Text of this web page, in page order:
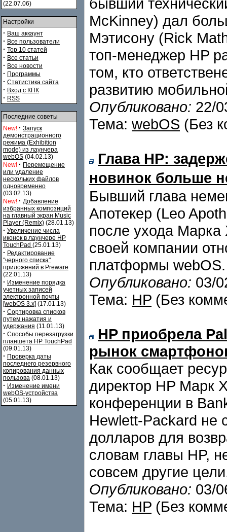
(22.07.06)
Настройки
· Ваш аккаунт
· Все пользователи
· Top 10 статей
· Все статьи
· Все новости
· Программы
· Статистика сайта
· Вход с КПК
· RSS
Последние советы
New! · Запуск
демонстрационного
режима (Exhibition
mode) из лаунчера
webOS (04.02.13)
New! · Перемещение
или удаление
нескольких файлов
одновременно
(03.02.13)
New! · Добавление
избранных композиций
на главный экран Music
Player (Remix) (28.01.13)
· Увеличение числа
иконок в лаунчере HP
TouchPad (25.01.13)
· Редактирование
"черного списка"
приложений в Preware
(22.01.13)
· Изменение порядка
учетных записей
электронной почты
[webOS 3.x] (17.01.13)
· Сортировка списков
путем нажатия и
удержания (11.01.13)
· Способы перезагрузки
планшета HP TouchPad
(09.01.13)
· Проверка даты
последнего резервного
копирования данных
пользова (08.01.13)
· Изменение имени
webOS-устройства
(05.01.13)
McKinney) дал
Мэтисону (Rick
топ-менеджер HP
том, кто
развитию
Опубликовано: 22/
Тема: webOS (Без
Глава HP:
новинок больше
Бывший глава
Апотекер (Leo
после ухода
своей компании
платформы webOS.
Опубликовано: 03/
Тема: HP (Без
HP приобрела
рынок
Как сообщает
директор HP Марк
конференции в
Hewlett-Packard не
долларов для
словам главы HP,
совсем другие
Опубликовано: 03/
Тема: HP (Без